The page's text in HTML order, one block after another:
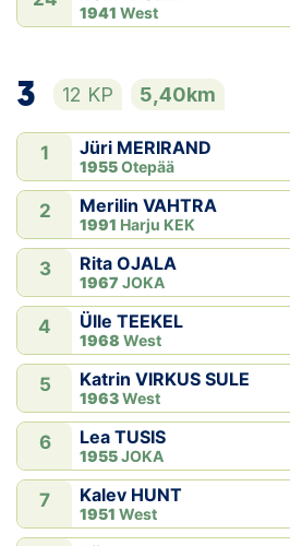
1941 West
3 12 KP 5,40km
1 Jüri MERIRAND
1955Otepää
2 Merilin VAHTRA
1991 Harju KEK
3 Rita OJALA
1967 JOKA
4 Ülle TEEKEL
1968 West
5 Katrin VIRKUS SULE
1963West
6 Lea TUSIS
1955JOKA
7 Kalev HUNT
1951 West